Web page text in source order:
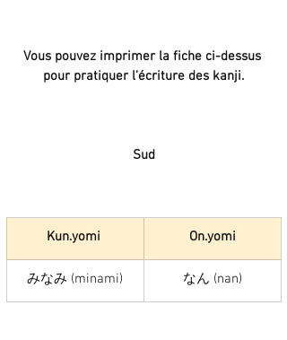
Vous pouvez imprimer la fiche ci-dessus
pour pratiquer l'écriture des kanji.
Sud
Kun.yomi On.yomi
みなみ (minami) なん (nan)